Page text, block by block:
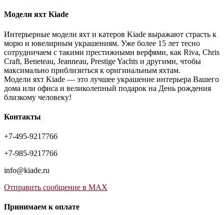
Модели яхт Kiade
Интерьерные модели яхт и катеров Kiade выражают страсть к
морю и ювелирным украшениям. Уже более 15 лет тесно
сотрудничаем с такими престижными верфями, как Riva, Chris
Craft, Beneteau, Jeanneau, Prestige Yachts и другими, чтобы
максимально приблизиться к оригинальным яхтам.
Модели яхт Kiade — это лучшее украшение интерьера Вашего
дома или офиса и великолепный подарок на День рождения
близкому человеку!
Контакты
+7-495-9217766
+7-985-9217766
info@kiade.ru
Отправить сообщение в MAX
Принимаем к оплате